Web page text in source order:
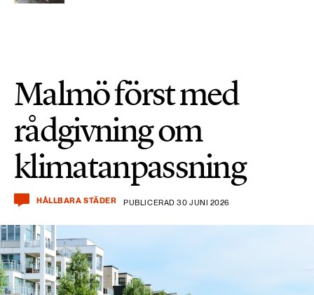
Malmö först med
rådgivning om
klimatanpassning
HÅLLBARA STÄDER PUBLICERAD 30 JUNI 2026